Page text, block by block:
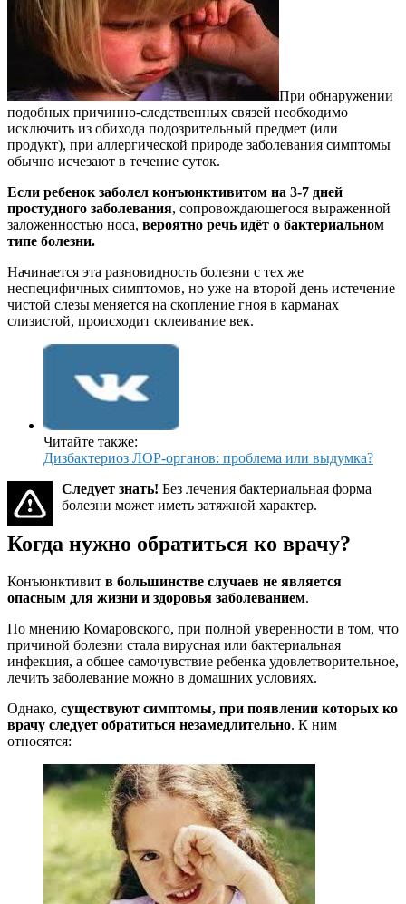
При обнаружении
подобных причинно-следственных связей необходимо
исключить из обихода подозрительный предмет (или
продукт), при аллергической природе заболевания симптомы
обычно исчезают в течение суток.
Если ребенок заболел конъюнктивитом на 3-7 дней
простудного заболевания, сопровождающегося выраженной
заложенностью носа, вероятно речь идёт о бактериальном
типе болезни.
Начинается эта разновидность болезни с тех же
неспецифичных симптомов, но уже на второй день истечение
чистой слезы меняется на скопление гноя в карманах
слизистой, происходит склеивание век.
Читайте также:
Дизбактериоз ЛОР-органов: проблема или выдумка?
Следует знать! Без лечения бактериальная форма
болезни может иметь затяжной характер.
Когда нужно обратиться ко врачу?
Конъюнктивит в большинстве случаев не является
опасным для жизни и здоровья заболеванием.
По мнению Комаровского, при полной уверенности в том, что
причиной болезни стала вирусная или бактериальная
инфекция, а общее самочувствие ребенка удовлетворительное,
лечить заболевание можно в домашних условиях.
Однако, существуют симптомы, при появлении которых ко
врачу следует обратиться незамедлительно. К ним
относятся: